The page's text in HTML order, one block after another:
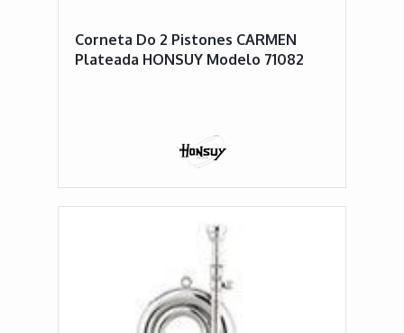
Corneta Do 2 Pistones CARMEN
Plateada HONSUY Modelo 71082